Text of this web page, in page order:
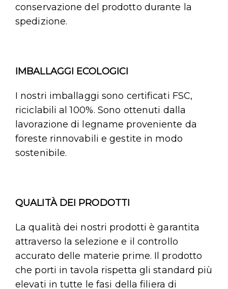
conservazione del prodotto durante la
spedizione.
IMBALLAGGI ECOLOGICI
I nostri imballaggi sono certificati FSC,
riciclabili al 100%. Sono ottenuti dalla
lavorazione di legname proveniente da
foreste rinnovabili e gestite in modo
sostenibile.
QUALITÀ DEI PRODOTTI
La qualità dei nostri prodotti è garantita
attraverso la selezione e il controllo
accurato delle materie prime. Il prodotto
che porti in tavola rispetta gli standard più
elevati in tutte le fasi della filiera di